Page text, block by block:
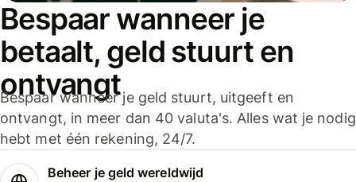
Bespaar wanneer je
betaalt, geld stuurt en
ontvangt
Bespaar wanneer je geld stuurt, uitgeeft en
ontvangt, in meer dan 40 valuta's. Alles wat je nodig
hebt met één rekening, 24/7.
Beheer je geld wereldwijd